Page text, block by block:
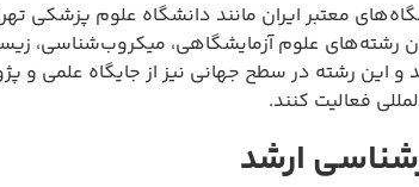
معتبر ایران مانند دانشگاه علوم پزشکی
رشته‌های علوم آزمایشگاهی، میکروب‌شناسی،
این رشته در سطح جهانی نیز از جایگاه علمی و
فعالیت کنند.
ارشد